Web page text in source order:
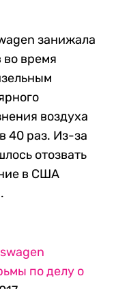
занижала
во время
воздуха
40 раз. Из-за
отозвать
в США
по делу о